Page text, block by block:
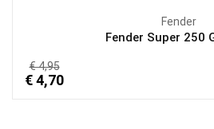
Fender
Fender Super 250
€ 4,95
€ 4,70